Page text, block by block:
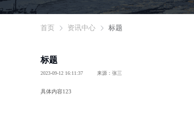
首页 资讯中心 标题
标题
2023-09-12 16:11:37 来源：张三
具体内容123